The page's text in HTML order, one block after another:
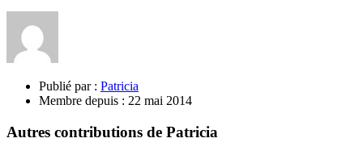
Publié par : Patricia
Membre depuis : 22 mai 2014
Autres contributions de Patricia